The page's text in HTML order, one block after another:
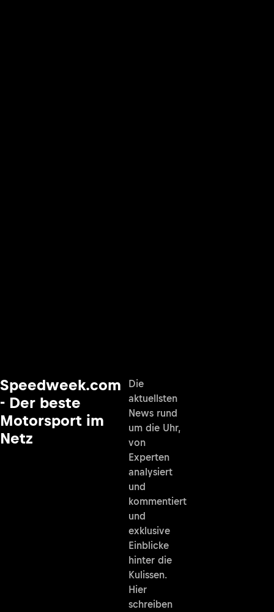
Speedweek.com
- Der beste
Motorsport im
Netz
Die
aktuellsten
News rund
um die Uhr,
von
Experten
analysiert
und
kommentiert
und
exklusive
Einblicke
hinter die
Kulissen.
Hier
schreiben